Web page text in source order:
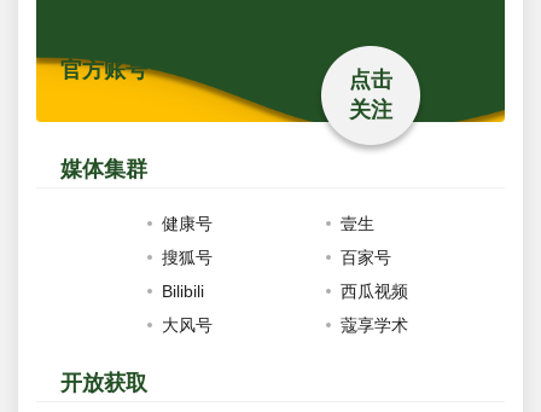
官方账号
点击
关注
媒体集群
健康号
壹生
搜狐号
百家号
Bilibili
西瓜视频
大风号
蔻享学术
开放获取